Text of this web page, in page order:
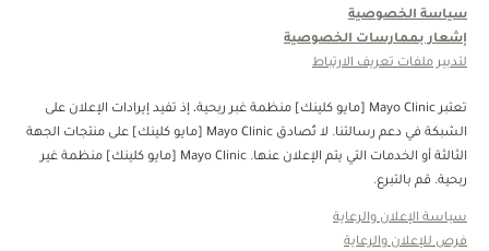
سياسة الخصوصية
إشعار بممارسات الخصوصية
لتدبير ملفات تعريف الارتباط
تعتبر Mayo Clinic [مايو كلينك] منظمة غبر ربحية، إذ تفيد إيرادات الإعلان على
الشبكة في دعم رسالتنا. لا تُصادق Mayo Clinic [مايو كلينك] على منتجات الجهة
الثالثة أو الخدمات التي يتم الإعلان عنها. Mayo Clinic [مايو كلينك] منظمة غير
ربحية. قم بالتبرع.
سياسة الإعلان والرعاية
فرص للإعلان والرعاية